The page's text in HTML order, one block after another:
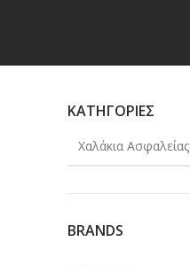
ΚΑΤΗΓΟΡΙΕΣ
Χαλάκια Ασφαλείας
BRANDS